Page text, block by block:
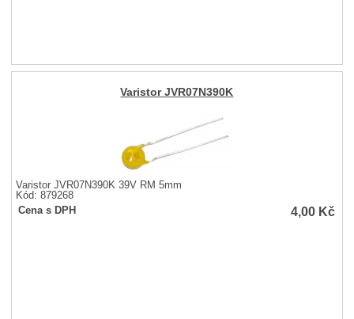
Varistor JVR07N390K
Varistor JVR07N390K 39V RM 5mm
Kód: 879268
Cena s DPH
4,00 Kč